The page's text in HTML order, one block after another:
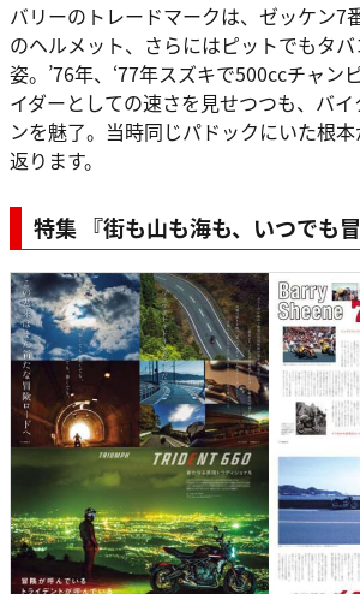
バリーのトレードマークは、ゼッケン7
のヘルメット、さらにはピットでもタ
姿。’76年、‘77年スズキで500ccチャン
イダーとしての速さを見せつつも、バ
ンを魅了。当時同じパドックにいた根
返ります。
特集 『街も山も海も、いつでも